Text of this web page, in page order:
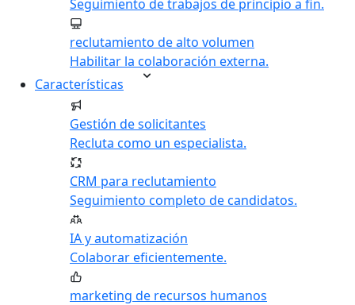
Seguimiento de trabajos de principio a fin.
reclutamiento de alto volumen
Habilitar la colaboración externa.
Características
Gestión de solicitantes
Recluta como un especialista.
CRM para reclutamiento
Seguimiento completo de candidatos.
IA y automatización
Colaborar eficientemente.
marketing de recursos humanos